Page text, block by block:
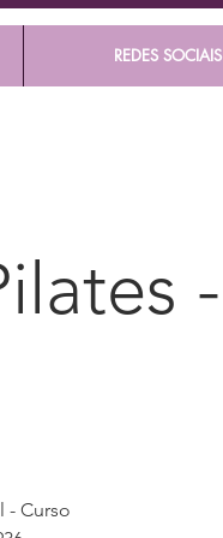
REDES SOCIAIS
-
- Curso